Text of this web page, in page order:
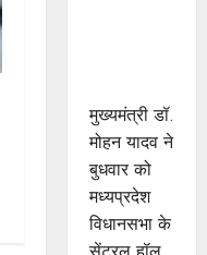
मुख्यमंत्री डॉ.
मोहन यादव ने
बुधवार को
मध्यप्रदेश
विधानसभा के